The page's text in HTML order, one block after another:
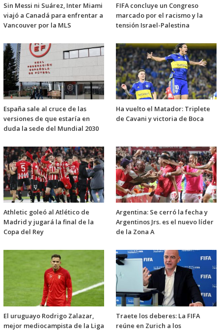
Sin Messi ni Suárez, Inter Miami
viajó a Canadá para enfrentar a
Vancouver por la MLS
FIFA concluye un Congreso
marcado por el racismo y la
tensión Israel-Palestina
España sale al cruce de las
versiones de que estaría en
duda la sede del Mundial 2030
Ha vuelto el Matador: Triplete
de Cavani y victoria de Boca
Athletic goleó al Atlético de
Madrid y jugará la final de la
Copa del Rey
Argentina: Se cerró la fecha y
Argentinos Jrs. es el nuevo líder
de la Zona A
El uruguayo Rodrigo Zalazar,
mejor mediocampista de la Liga
Traete los deberes: La FIFA
reúne en Zurich a los